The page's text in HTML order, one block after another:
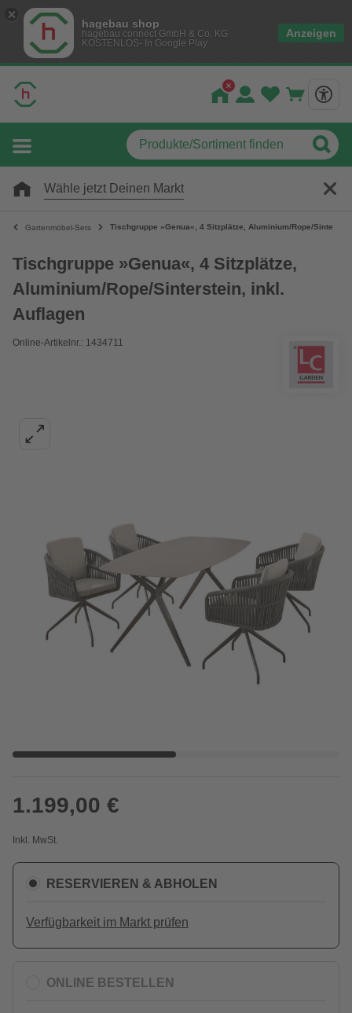
hagebau shop
hagebau connect GmbH & Co. KG
KOSTENLOS- In Google Play
Anzeigen
Wähle jetzt Deinen Markt
Gartenmöbel-Sets Tischgruppe »Genua«, 4 Sitzplätze, Aluminium/Rope/
Tischgruppe »Genua«, 4 Sitzplätze,
Aluminium/Rope/Sinterstein, inkl.
Auflagen
Online-Artikelnr.: 1434711
1.199,00 €
Inkl. MwSt.
RESERVIEREN & ABHOLEN
Verfügbarkeit im Markt prüfen
ONLINE BESTELLEN